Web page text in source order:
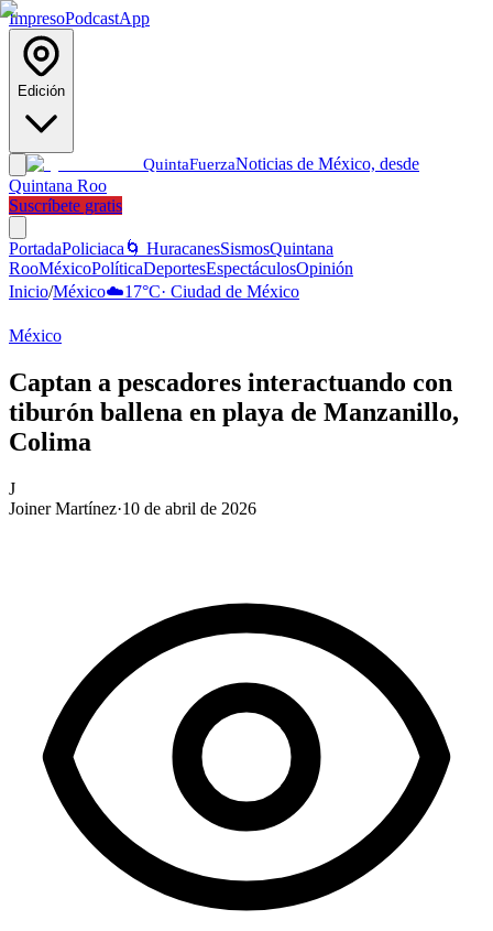
ImpresoPodcastApp
Edición
QuintaFuerzaNoticias de México, desde
Quintana Roo
Suscríbete gratis
PortadaPoliciaca 🌀 HuracanesSismosQuintana
RooMéxicoPolíticaDeportesEspectáculosOpinión
Inicio/México☁️17°C· Ciudad de México
México
Captan a pescadores interactuando con
tiburón ballena en playa de Manzanillo,
Colima
J
Joiner Martínez·10 de abril de 2026